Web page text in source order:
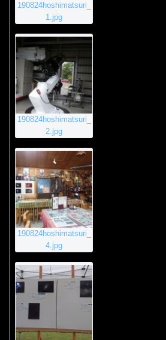
190824hoshimatsuri_
1.jpg
190824hoshimatsuri_
2.jpg
190824hoshimatsuri_
4.jpg